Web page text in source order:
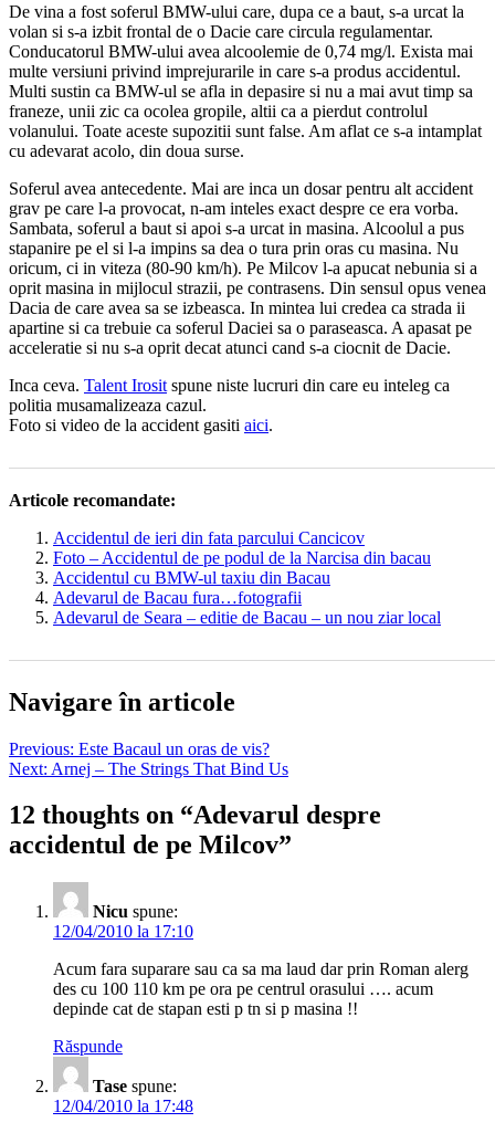
De vina a fost soferul BMW-ului care, dupa ce a baut, s-a urcat la
volan si s-a izbit frontal de o Dacie care circula regulamentar.
Conducatorul BMW-ului avea alcoolemie de 0,74 mg/l. Exista mai
multe versiuni privind imprejurarile in care s-a produs accidentul.
Multi sustin ca BMW-ul se afla in depasire si nu a mai avut timp sa
franeze, unii zic ca ocolea gropile, altii ca a pierdut controlul
volanului. Toate aceste supozitii sunt false. Am aflat ce s-a intamplat
cu adevarat acolo, din doua surse.
Soferul avea antecedente. Mai are inca un dosar pentru alt accident
grav pe care l-a provocat, n-am inteles exact despre ce era vorba.
Sambata, soferul a baut si apoi s-a urcat in masina. Alcoolul a pus
stapanire pe el si l-a impins sa dea o tura prin oras cu masina. Nu
oricum, ci in viteza (80-90 km/h). Pe Milcov l-a apucat nebunia si a
oprit masina in mijlocul strazii, pe contrasens. Din sensul opus venea
Dacia de care avea sa se izbeasca. In mintea lui credea ca strada ii
apartine si ca trebuie ca soferul Daciei sa o paraseasca. A apasat pe
acceleratie si nu s-a oprit decat atunci cand s-a ciocnit de Dacie.
Inca ceva. Talent Irosit spune niste lucruri din care eu inteleg ca
politia musamalizeaza cazul.
Foto si video de la accident gasiti aici.
Articole recomandate:
Accidentul de ieri din fata parcului Cancicov
Foto – Accidentul de pe podul de la Narcisa din bacau
Accidentul cu BMW-ul taxiu din Bacau
Adevarul de Bacau fura…fotografii
Adevarul de Seara – editie de Bacau – un nou ziar local
Navigare în articole
Previous: Este Bacaul un oras de vis?
Next: Arnej – The Strings That Bind Us
12 thoughts on “Adevarul despre
accidentul de pe Milcov”
Nicu spune:
12/04/2010 la 17:10
Acum fara suparare sau ca sa ma laud dar prin Roman alerg
des cu 100 110 km pe ora pe centrul orasului …. acum
depinde cat de stapan esti p tn si p masina !!
Răspunde
Tase spune:
12/04/2010 la 17:48